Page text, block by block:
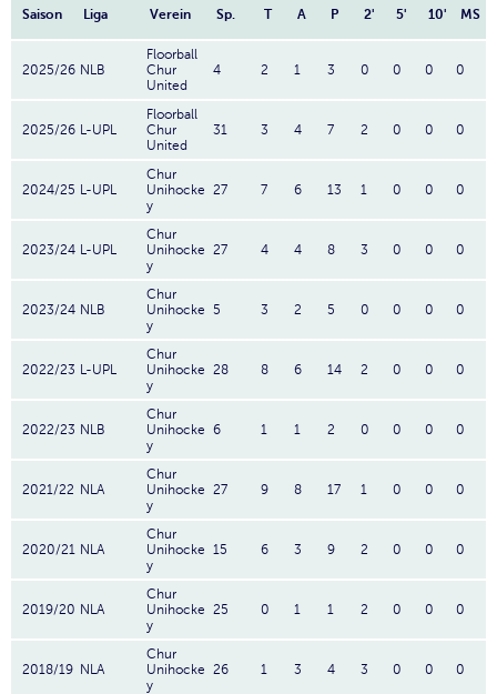
Saison Liga Verein Sp. T A P 2' 5' 10' MS
2025/26 NLB
Floorball
Chur
United
4 2 1 3 0 0 0 0
2025/26 L-UPL
Floorball
Chur
United
31 3 4 7 2 0 0 0
2024/25 L-UPL
Chur
Unihocke
y
27 7 6 13 1 0 0 0
2023/24 L-UPL
Chur
Unihocke
y
27 4 4 8 3 0 0 0
2023/24 NLB
Chur
Unihocke
y
5 3 2 5 0 0 0 0
2022/23 L-UPL
Chur
Unihocke
y
28 8 6 14 2 0 0 0
2022/23 NLB
Chur
Unihocke
y
6 1 1 2 0 0 0 0
2021/22 NLA
Chur
Unihocke
y
27 9 8 17 1 0 0 0
2020/21 NLA
Chur
Unihocke
y
15 6 3 9 2 0 0 0
2019/20 NLA
Chur
Unihocke
y
25 0 1 1 2 0 0 0
2018/19 NLA
Chur
Unihocke
y
26 1 3 4 3 0 0 0